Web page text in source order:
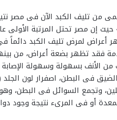
من تليف الكبد الآن فى مصر
إن مصر تحتل المرتبة الأولى
أعراض لمرض تليف الكبد دائماً
فقد تظهر بضعة أعراض، من
من الأنف بسهولة وسهولة الإصابة
فى البطن، اصفرار لون الجلد
وتجمع السوائل فى البطن،
أو فى المرىء نتيجة وجود